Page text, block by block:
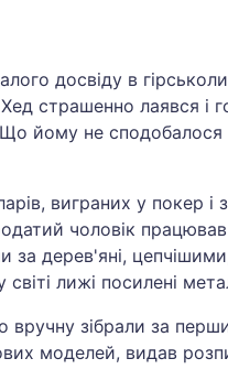
досвіду в
страшенно лаявся і
йому не сподобалося
виграних у покер і
чоловік
за дерев'яні,
лижі посилені
зібрали за
моделей, видав